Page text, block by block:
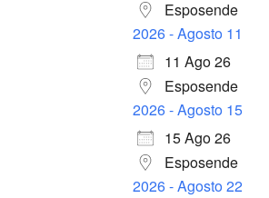
Esposende
2026 - Agosto 11
11 Ago 26
Esposende
2026 - Agosto 15
15 Ago 26
Esposende
2026 - Agosto 22